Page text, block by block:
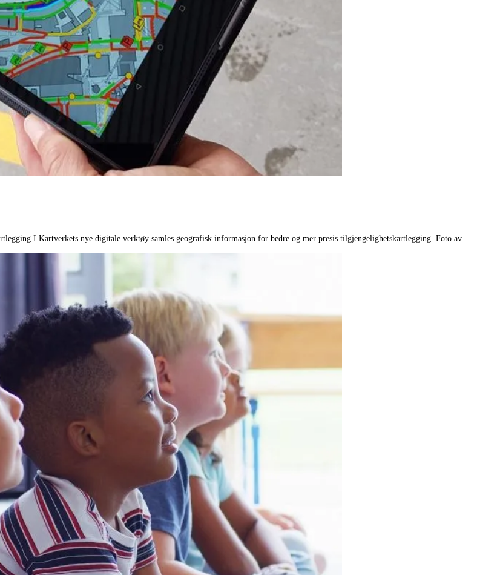
I Kartverkets nye digitale verktøy samles geografisk informasjon for bedre og mer presis tilgjengelighetskartlegging. Foto av